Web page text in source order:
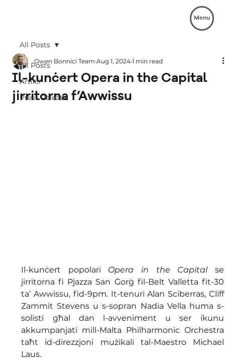
Menu
All Posts
Artikli
Press Release
All Posts
Il-kunċert Opera in the Capital
jirritorna f’Awwissu
Owen Bonnici Team Aug 1, 2024 1 min read
Il-kunċert popolari Opera in the Capital se
jirritorna fi Pjazza San Ġorġ fil-Belt Valletta fit-30
ta’ Awwissu, fid-9pm. It-tenuri Alan Sciberras, Cliff
Zammit Stevens u s-sopran Nadia Vella huma s-
solisti għal dan l-avveniment u ser ikunu
akkumpanjati mill-Malta Philharmonic Orchestra
taħt id-direzzjoni mużikali tal-Maestro Michael
Laus.